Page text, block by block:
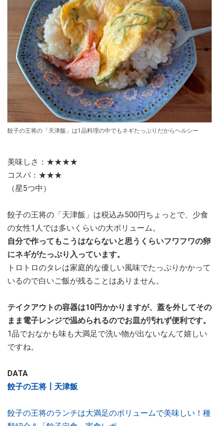
餃子の王将の「天津飯」は1品料理の中でもネギたっぷりだからヘルシー
美味しさ：★★★★
コスパ：★★★
（星5つ中）
餃子の王将の「天津飯」は税込み500円ちょっとで、少食
の女性1人では多いくらいの大ボリューム。
自分で作ってもこうはならないと思うくらいフワフワの卵
にネギがたっぷり入っています。
トロトロのタレは家庭的な優しい風味でたっぷりかかって
いるので白いご飯が残ることはありません。
テイクアウトの容器は10円かかりますが、蓋を外してその
まま電子レンジで温められるのでお皿が汚れず便利です。
1品でおなかも味も大満足で洗い物が出ないなんて嬉しい
ですね。
DATA
餃子の王将┃天津飯
餃子の王将のランチは大満足のボリュームで美味しい！種